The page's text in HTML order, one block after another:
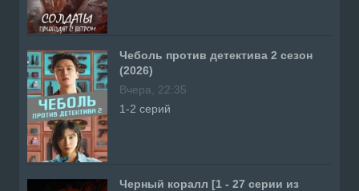
Чеболь против детектива 2 сезон
(2026)
Вчера, 22:35
1-2 серий
Черный коралл [1 - 27 серии из